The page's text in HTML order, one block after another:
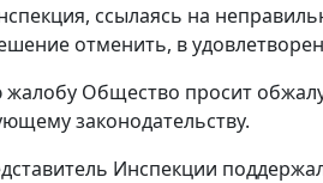
ссылаясь на
отменить, в
Общество просит
законодательству.
Инспекции